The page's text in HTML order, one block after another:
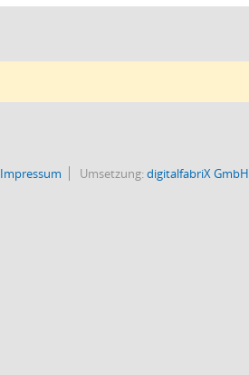
Impressum Umsetzung:digitalfabriX GmbH